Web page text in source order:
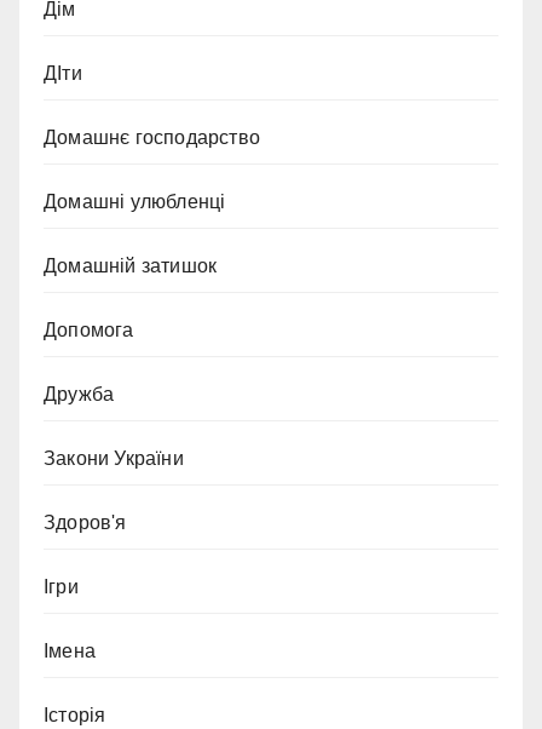
Дім
ДІти
Домашнє господарство
Домашні улюбленці
Домашній затишок
Допомога
Дружба
Закони України
Здоров'я
Ігри
Імена
Історія